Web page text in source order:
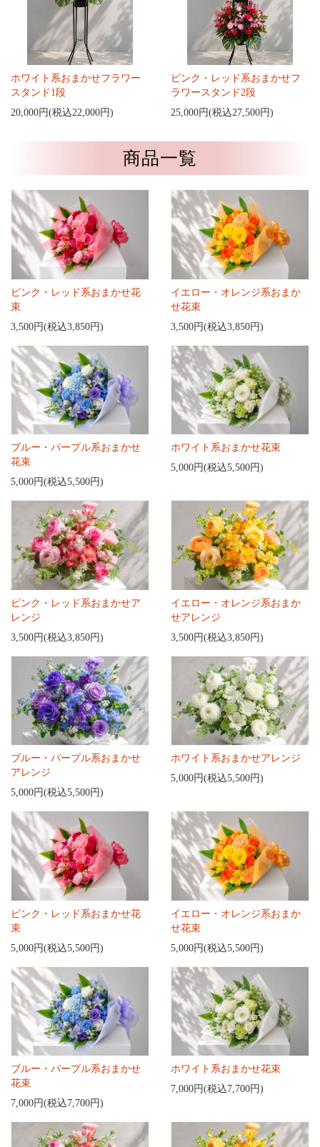
ホワイト系おまかせフラワー
スタンド1段
20,000円(税込22,000円)
ピンク・レッド系おまかせフ
ラワースタンド2段
25,000円(税込27,500円)
商品一覧
ピンク・レッド系おまかせ花
束
3,500円(税込3,850円)
イエロー・オレンジ系おまか
せ花束
3,500円(税込3,850円)
ブルー・パープル系おまかせ
花束
5,000円(税込5,500円)
ホワイト系おまかせ花束
5,000円(税込5,500円)
ピンク・レッド系おまかせア
レンジ
3,500円(税込3,850円)
イエロー・オレンジ系おまか
せアレンジ
3,500円(税込3,850円)
ブルー・パープル系おまかせ
アレンジ
5,000円(税込5,500円)
ホワイト系おまかせアレンジ
5,000円(税込5,500円)
ピンク・レッド系おまかせ花
束
5,000円(税込5,500円)
イエロー・オレンジ系おまか
せ花束
5,000円(税込5,500円)
ブルー・パープル系おまかせ
花束
7,000円(税込7,700円)
ホワイト系おまかせ花束
7,000円(税込7,700円)